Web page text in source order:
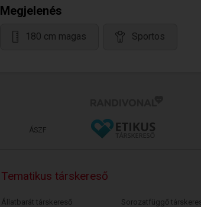
Megjelenés
180 cm magas Sportos
ÁSZF
Tematikus társkereső
Állatbarát társkereső
Sorozatfüggő